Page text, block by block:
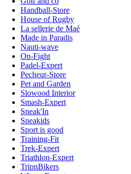
Handball-Store
House of Rugby
La sellerie de Maé
Made in Paradis
Nauti-wave
On-Fight
Padel-Expert
Pecheur-Store
Pet and Garden
Slowood Interior
Smash-Expert
Sneak'In
Sneakids
Sport is good
Training-Fit
Trek-Expert
Triathlon-Expert
TripnBikers